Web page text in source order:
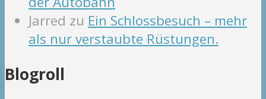
Jarred zu Ein Schlossbesuch – mehr
als nur verstaubte Rüstungen.
Blogroll